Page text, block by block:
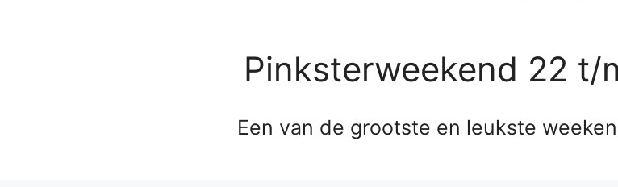
Pinksterweekend 22 t/
Een van de grootste en leukste